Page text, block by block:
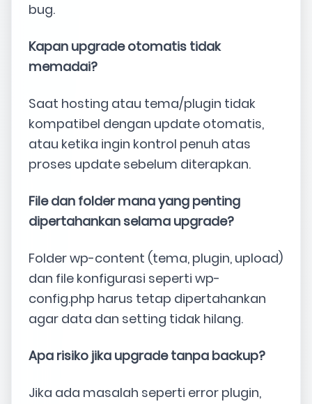
bug.
Kapan upgrade otomatis tidak
memadai?
Saat hosting atau tema/plugin tidak
kompatibel dengan update otomatis,
atau ketika ingin kontrol penuh atas
proses update sebelum diterapkan.
File dan folder mana yang penting
dipertahankan selama upgrade?
Folder wp-content (tema, plugin, upload)
dan file konfigurasi seperti wp-
config.php harus tetap dipertahankan
agar data dan setting tidak hilang.
Apa risiko jika upgrade tanpa backup?
Jika ada masalah seperti error plugin,